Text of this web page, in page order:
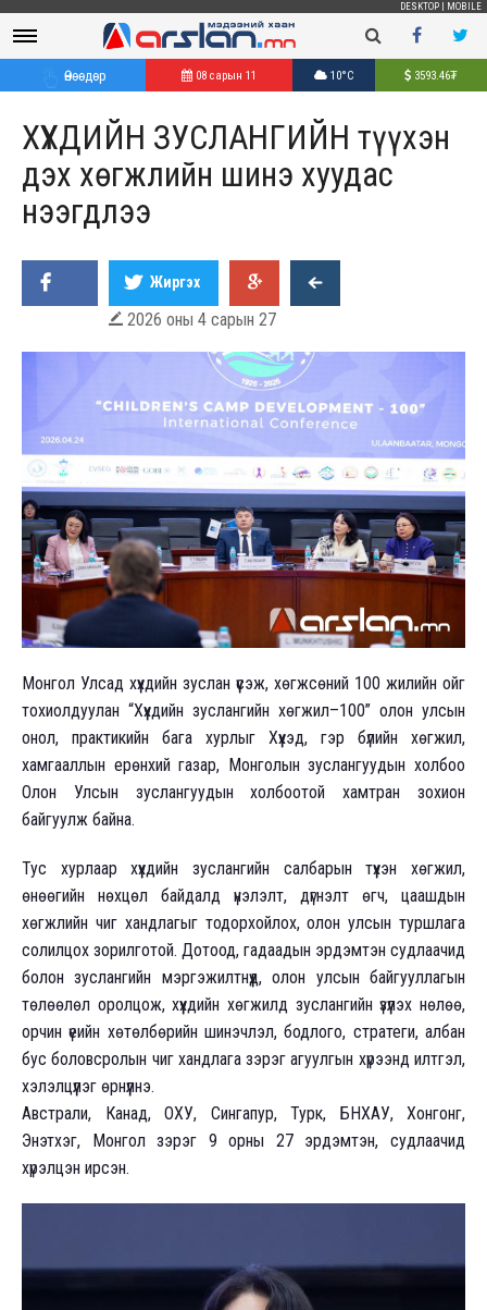
DESKTOP MOBILE
Өнөөдөр 08 сарын 11 10°C 3593.46₮
ХҮҮХДИЙН ЗУСЛАНГИЙН түүхэн
дэх хөгжлийн шинэ хуудас
нээгдлээ
Жиргэх
 2026 оны 4 сарын 27
Монгол Улсад хүүхдийн зуслан үүсэж, хөгжсөний 100 жилийн ойг
тохиолдуулан “Хүүхдийн зуслангийн хөгжил–100” олон улсын
онол, практикийн бага хурлыг Хүүхэд, гэр бүлийн хөгжил,
хамгааллын ерөнхий газар, Монголын зуслангуудын холбоо
Олон Улсын зуслангуудын холбоотой хамтран зохион
байгуулж байна.
Тус хурлаар хүүхдийн зуслангийн салбарын түүхэн хөгжил,
өнөөгийн нөхцөл байдалд үнэлэлт, дүгнэлт өгч, цаашдын
хөгжлийн чиг хандлагыг тодорхойлох, олон улсын туршлага
солилцох зорилготой. Дотоод, гадаадын эрдэмтэн судлаачид
болон зуслангийн мэргэжилтнүүд, олон улсын байгууллагын
төлөөлөл оролцож, хүүхдийн хөгжилд зуслангийн үзүүлэх нөлөө,
орчин үеийн хөтөлбөрийн шинэчлэл, бодлого, стратеги, албан
бус боловсролын чиг хандлага зэрэг агуулгын хүрээнд илтгэл,
хэлэлцүүлэг өрнүүлнэ.
Австрали, Канад, ОХУ, Сингапур, Турк, БНХАУ, Хонгонг,
Энэтхэг, Монгол зэрэг 9 орны 27 эрдэмтэн, судлаачид
хүрэлцэн ирсэн.